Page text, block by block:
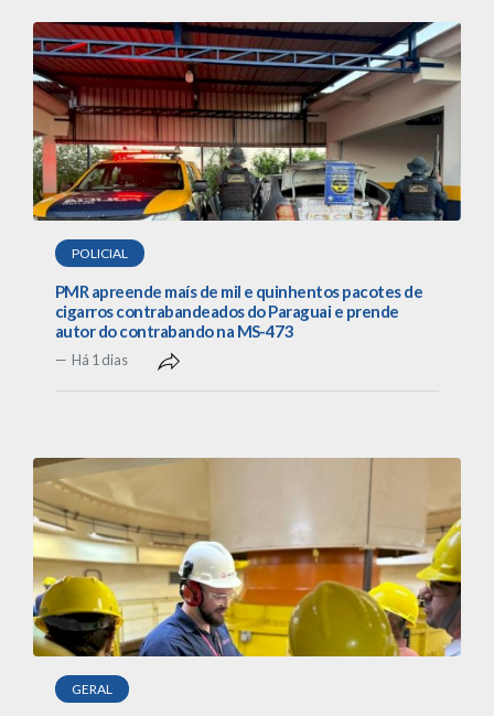
POLICIAL
PMR apreende maís de mil e quinhentos pacotes de
cigarros contrabandeados do Paraguai e prende
autor do contrabando na MS-473
Há 1 dias
GERAL